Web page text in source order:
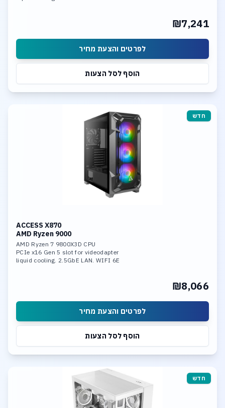
₪7,241
לפרטים והצעת מחיר
הוסף לסל הצעות
חדש
ACCESS X870
AMD Ryzen 9000
AMD Ryzen 7 9800X3D CPU
PCIe x16 Gen 5 slot for videodapter
liquid cooling. 2.5GbE LAN. WIFI 6E
₪8,066
לפרטים והצעת מחיר
הוסף לסל הצעות
חדש